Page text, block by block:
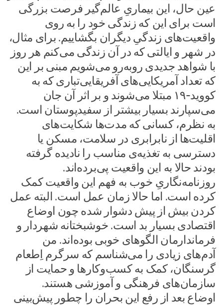
عین حال، این بیماریِ عالم‌گیر فرصت بزرگی
است برای این که زندگی خود را به روی
واقعیت‌های زندگیِ دیگران بگشاییم. برای مثال،
در شهر و ایالتی که در آن زندگی می‌کنم هر روز
با شواهد جدیدی روبه‌رو می‌شویم مبنی بر این
که تعداد آمریکایی‌های آفریقایی‌تباری که به
کووید-۱۹ مبتلا می‌شوند و بر اثر آن جان
می‌سپارند بسیار بیشتر از سفیدپوستان است.
به نظرم، کسانی که مدت‌ها شکایت‌های
اقلیت‌ها از نابرابری در سلامت، مسکن یا
دسترسی به تغذیه‌ی مناسب را نادیده گرفته‌
بودند حالا به این واقعیت پی‌برده‌اند.
روزنامه‌نگاریِ خوب به فهم این واقعیت کمک
کرده است. اما حالا زمان عمل است. البته عمل
کردن بیش از پیش دشوار شده چون اوضاع
اقتصادی بسیار بد است. خوشبختانه شهردار و
فرماندارمان الگوهای خوبی بوده‌اند. من
آدم‌های زیادی را می‌شناسم که سرگرم اِطعام
گرسنگان، کمک به کسب‌وکارها و حمایت از
سازمان‌های فرهنگی و آموزشی هستند.
اوضاع بعد از رفع این بحران را چطور پیش‌بینی